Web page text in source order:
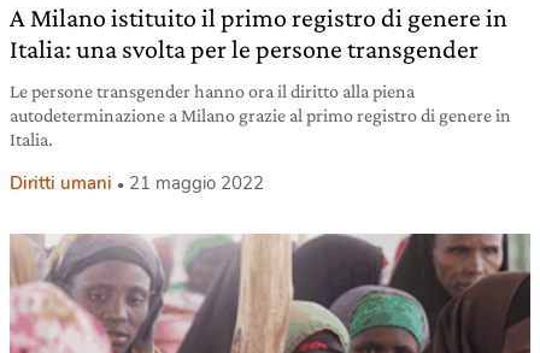
A Milano istituito il primo registro di genere in
Italia: una svolta per le persone transgender
Le persone transgender hanno ora il diritto alla piena
autodeterminazione a Milano grazie al primo registro di genere in
Italia.
Diritti umani 21 maggio 2022